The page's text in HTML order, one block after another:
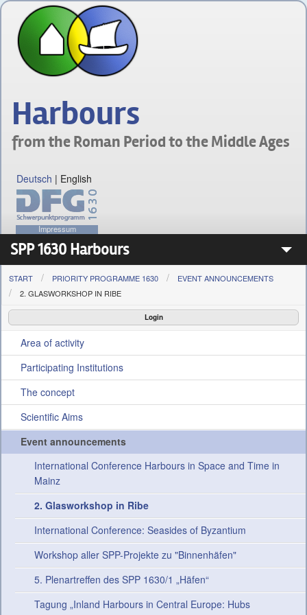
Harbours
from the Roman Period to the Middle Ages
Deutsch | English
Impressum
SPP 1630 Harbours
Priority Programme 1630
Projects
News
Conference
Internal Section
START PRIORITY PROGRAMME 1630
EVENT ANNOUNCEMENTS
2. GLASWORKSHOP IN RIBE
Login
Area of activity
Participating Institutions
The concept
Scientific Aims
Event announcements
International Conference Harbours in Space and Time in
Mainz
2. Glasworkshop in Ribe
International Conference: Seasides of Byzantium
Workshop aller SPP-Projekte zu "Binnenhäfen"
5. Plenartreffen des SPP 1630/1 „Häfen“
Tagung „Inland Harbours in Central Europe: Hubs